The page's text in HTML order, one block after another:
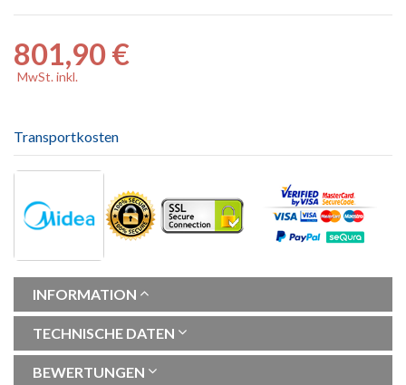
801,90 €
MwSt. inkl.
Transportkosten
INFORMATION
TECHNISCHE DATEN
BEWERTUNGEN